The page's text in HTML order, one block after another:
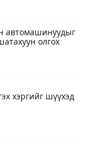
автомашинуудыг
олгох
хэргийг шүүхэд